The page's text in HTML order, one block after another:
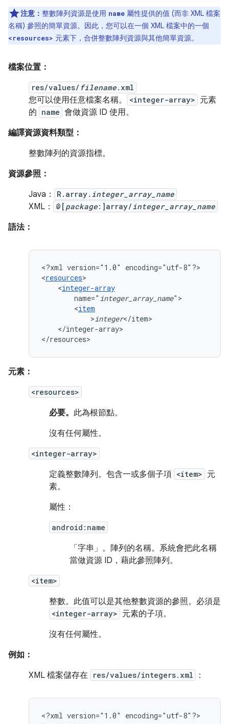
注意： 整數陣列資源是使用 name 屬性提供的值 (而非 XML 檔案
名稱) 參照的簡單資源。因此，您可以在一個 XML 檔案中的一個
<resources> 元素下，合併整數陣列資源與其他簡單資源。
檔案位置：
res/values/ filename.xml
您可以使用任意檔案名稱。 <integer-array> 元素
的 name 會做資源 ID 使用。
編譯資源資料類型：
整數陣列的資源指標。
資源參照：
Java：
R.array. integer_array_name
XML： @[ package:]array/integer_array_name
語法：
<?xml version="1.0"
encoding="utf-8"?>
<resources
<integer-array
name=" integer_array_name
<item
>integer
</integer-array>
</resources>
元素：
<resources>
必要。 此為根節點。
沒有任何屬性。
<integer-array>
定義整數陣列。包含一或多個子項 <item> 元
素。
屬性：
android:name
「字串」。 陣列的名稱。系統會把此名稱
當做資源 ID，藉此參照陣列。
<item>
整數。此值可以是其他整數資源的參照。必須是
<integer-array> 元素的子項。
沒有任何屬性。
例如：
XML 檔案儲存在 res/values/integers.xml ：
<?xml version="1.0"
encoding="utf-8"?>